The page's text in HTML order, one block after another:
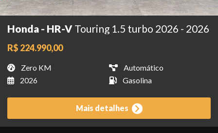
Honda - HR-V Touring 1.5 turbo 2026 - 2026
R$ 224.990,00
Zero KM
Automático
2026
Gasolina
Mais detalhes